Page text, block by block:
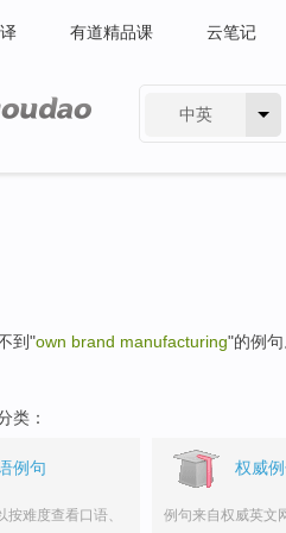
有道精品课 云笔记
中英
到"own brand manufacturing"的例
类：
例句
难度查看口语、
权威
例句来自权威英文